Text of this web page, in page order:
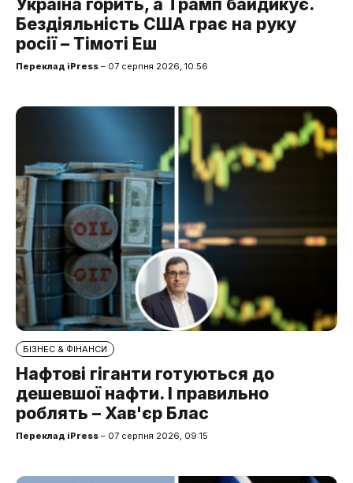
Україна горить, а Трамп байдикує.
Бездіяльність США грає на руку
росії – Тімоті Еш
Переклад iPress – 07 серпня 2026, 10:56
БІЗНЕС & ФІНАНСИ
Нафтові гіганти готуються до
дешевшої нафти. І правильно
роблять – Хав'єр Блас
Переклад iPress – 07 серпня 2026, 09:15